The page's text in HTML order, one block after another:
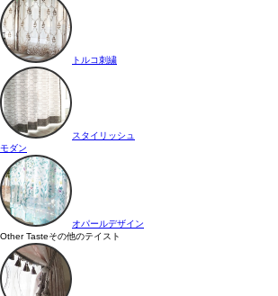
トルコ刺繍
スタイリッシュ
モダン
オパールデザイン
Other Tasteその他のテイスト